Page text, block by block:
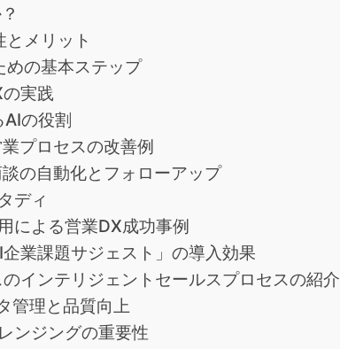
メリット
めの基本ステップ
実践
の役割
プロセスの改善例
の自動化とフォローアップ
ディ
による営業DX成功事例
業課題サジェスト」の導入効果
インテリジェントセールスプロセスの紹介
管理と品質向上
ンジングの重要性